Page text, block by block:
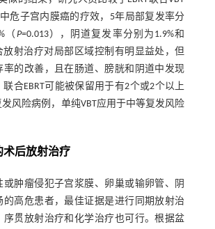
危子宫内膜癌的疗效，5年局部复发率分
（P=0.013），阴道复发率分别为1.9%和
放射治疗对局部区域控制有明显益处，但
率的改善，且在肠道、膀胱和阴道中发现
合EBRT可能被保留用于有2个或2个以上
风险病例，单纯VBT应用于中等复发风险
后放射治疗
或肿瘤侵犯子宫浆膜、卵巢或输卵管、阴
的高危患者，最佳证据是进行同期放射治
序贯放射治疗和化学治疗也可行。根据盆